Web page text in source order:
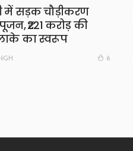
में सड़क चौड़ीकरण
₹221 करोड़ की
का स्वरूप
6